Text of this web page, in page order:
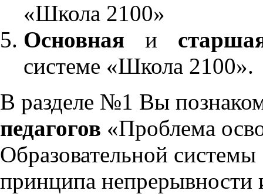
«Школа 2100»
Основнаяи
системе «Школа 2100».
В разделе №1 Вы
педагогов «Проблема
Образовательной
принципа непрерывности